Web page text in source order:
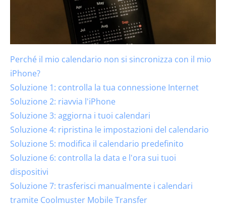
Perché il mio calendario non si sincronizza con il mio
iPhone?
Soluzione 1: controlla la tua connessione Internet
Soluzione 2: riavvia l'iPhone
Soluzione 3: aggiorna i tuoi calendari
Soluzione 4: ripristina le impostazioni del calendario
Soluzione 5: modifica il calendario predefinito
Soluzione 6: controlla la data e l'ora sui tuoi
dispositivi
Soluzione 7: trasferisci manualmente i calendari
tramite Coolmuster Mobile Transfer